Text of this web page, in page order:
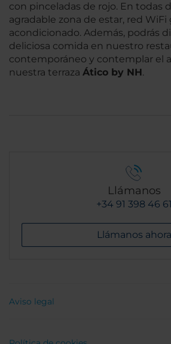
con pinceladas de rojo. En todas
agradable zona de estar, red WiFi
acondicionado. Además, podrás
deliciosa comida en nuestro
contemporáneo y contemplar el
nuestra terraza Ático by NH.
Llámanos
+34 91 398 46 61
Llámanos ahora
Aviso legal